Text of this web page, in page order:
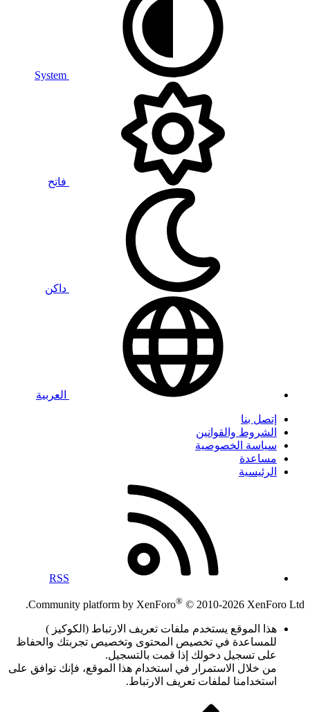
فاتح
داكن
العربية
إتصل بنا
الشروط والقوانين
سياسة الخصوصية
مساعدة
الرئيسية
RSS
Community platform by XenForo® © 2010-2026 XenForo Ltd.
هذا الموقع يستخدم ملفات تعريف الارتباط (الكوكيز )
للمساعدة في تخصيص المحتوى وتخصيص تجربتك والحفاظ
على تسجيل دخولك إذا قمت بالتسجيل.
من خلال الاستمرار في استخدام هذا الموقع، فإنك توافق على
استخدامنا لملفات تعريف الارتباط.